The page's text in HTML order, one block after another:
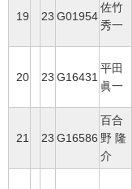
19 23 G01954
佐竹
秀一
20 23 G16431
平田
眞一
21 23 G16586
百合
野 隆
介